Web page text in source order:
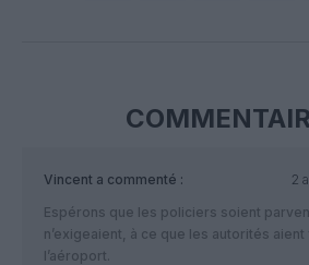
Vincent a commenté :
2
Espérons que les policiers soient
n’exigeaient, à ce que les autorités
l’aéroport.